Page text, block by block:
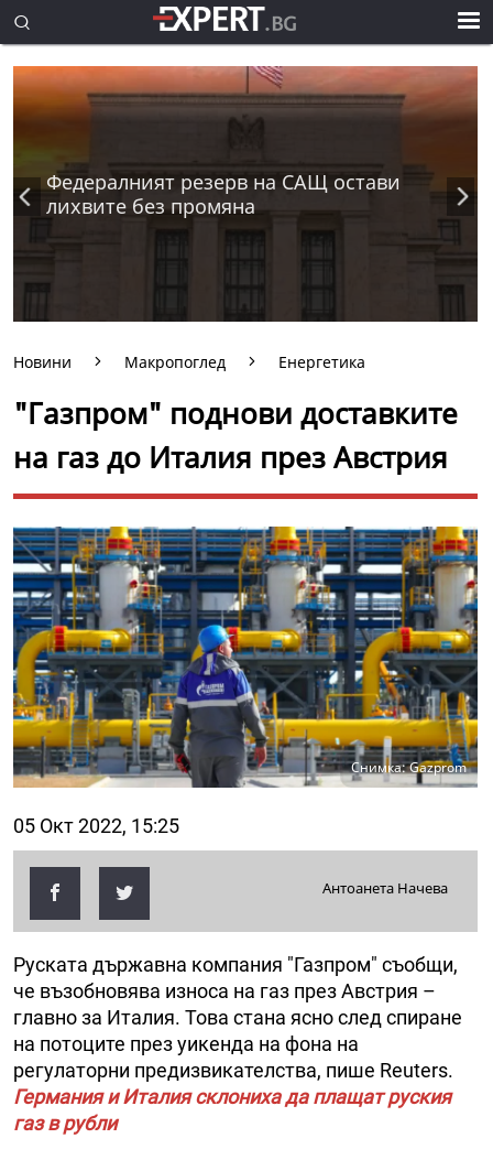
Федералният резерв на САЩ остави
лихвите без промяна
Новини Макропоглед Енергетика
"Газпром" поднови доставките
на газ до Италия през Австрия
Снимка: Gazprom
05 Окт 2022, 15:25
Антоанета Начева
Руската държавна компания "Газпром" съобщи,
че възобновява износа на газ през Австрия –
главно за Италия. Това стана ясно след спиране
на потоците през уикенда на фона на
регулаторни предизвикателства, пише Reuters.
Германия и Италия склониха да плащат руския
газ в рубли